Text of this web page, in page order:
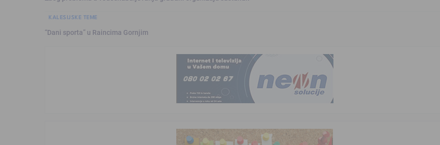
KALESIJSKE TEME
“Dani sporta” u Raincima Gornjim